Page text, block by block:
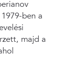
ben a
majd a